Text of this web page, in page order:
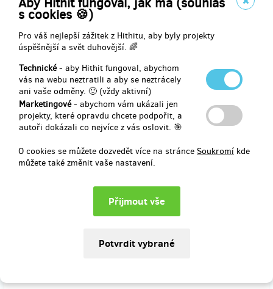
s cookies 🍪)
Pro váš nejlepší zážitek z Hithitu, aby byly projekty
úspěšnější a svět duhovější. 🌈
Technické- aby Hithit fungoval, abychom
vás na webu neztratili a aby se neztrácely
ani vaše odměny. 🙂 (vždy aktivní)
Marketingové- abychom vám ukázali jen
projekty, které opravdu chcete podpořit, a
autoři dokázali co nejvíce z vás oslovit. 🎯
O cookies se můžete dozvedět více na stránce Soukromí kde
můžete také změnit vaše nastavení.
(poštou)
Odměnou za tento příspěvek je drobná publikace Jan Zrzavý - Malíř
básník.
Odměnu doručíme poštou na adresu dárce. Poštovné je zahrnuto v
ceně odměny.
Doručení odměny: na poštovní adresu, do čtvrt roku po ukončení
projektu na Hithitu
140 Kč
Fanoušek projektu - Chvilky s Janem Zrzavým
Odměnou za tento příspěvek je jeden exemplář knížky Chvilky s